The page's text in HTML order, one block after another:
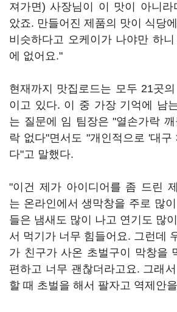
져가면) 사장님이 이 맛이 아니
았죠. 만들어진 제품의 맛이 식당
비슷하다고 오케이가 나야만 하
에 없어요."
현재까지 맛집로드는 모두 21곳
이고 있다. 이 중 가장 기억에 남
는 질문에 임 팀장은 "열손가락
락 없다"면서도 "개인적으로 '대
다"고 말했다.
"이건 제가 아이디어를 좀 드린
는 온라인에서 생막창을 주로 많
들은 냄새도 많이 나고 연기도 많
서 먹기가 너무 힘들어요. 그런데
가 친구가 사온 초벌구이 막창을
편하고 너무 괜찮더라고요. 그래
할 때 초벌을 해서 팔자고 역제안